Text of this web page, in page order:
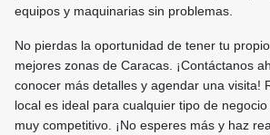
equipos y maquinarias sin problemas.
No pierdas la oportunidad de tener tu
mejores zonas de Caracas. ¡Contáctanos
conocer más detalles y agendar una visita!
local es ideal para cualquier tipo de
muy competitivo. ¡No esperes más y haz